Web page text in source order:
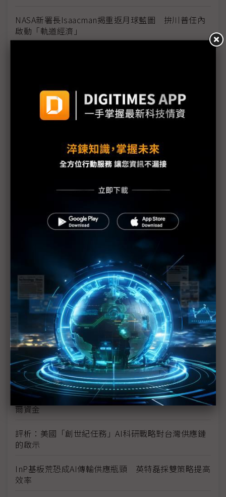
NASA新署長Isaacman揭重返月球藍圖 拚川普任內
啟動「軌道經濟」
黃仁勳誠聘Groq 員工股權「折現」約9成隨CEO加
入NVIDIA
魏哲家自嘲含淚打造台積美廠 NYT剖析1.8萬條法規
從DeepSeek到H200鬆綁 盤點NVIDIA 2025年十大
新的逆襲之路？ 業者估未來5~10年中國將竄出多家
未蒙其利先受其害 美國製造業景氣連9個月衰退
H200效能翻6倍、價格增3成 NVIDIA「清庫存」仍
讓中國動心
豐田目標2026全球生產破千萬輛 HEV需求強勁跨越
電動車放緩影響
東南亞各國與美貿易協議持續推進 2026聚焦關鍵礦
產、轉口問題
陳立武與川普關鍵40分鐘會談 將政治阻力化為英特
爾資金
評析：美國「創世紀任務」AI科研戰略對台灣供應鏈
的啟示
InP基板荒恐成AI傳輸供應瓶頸 英特磊採雙策略提高
效率